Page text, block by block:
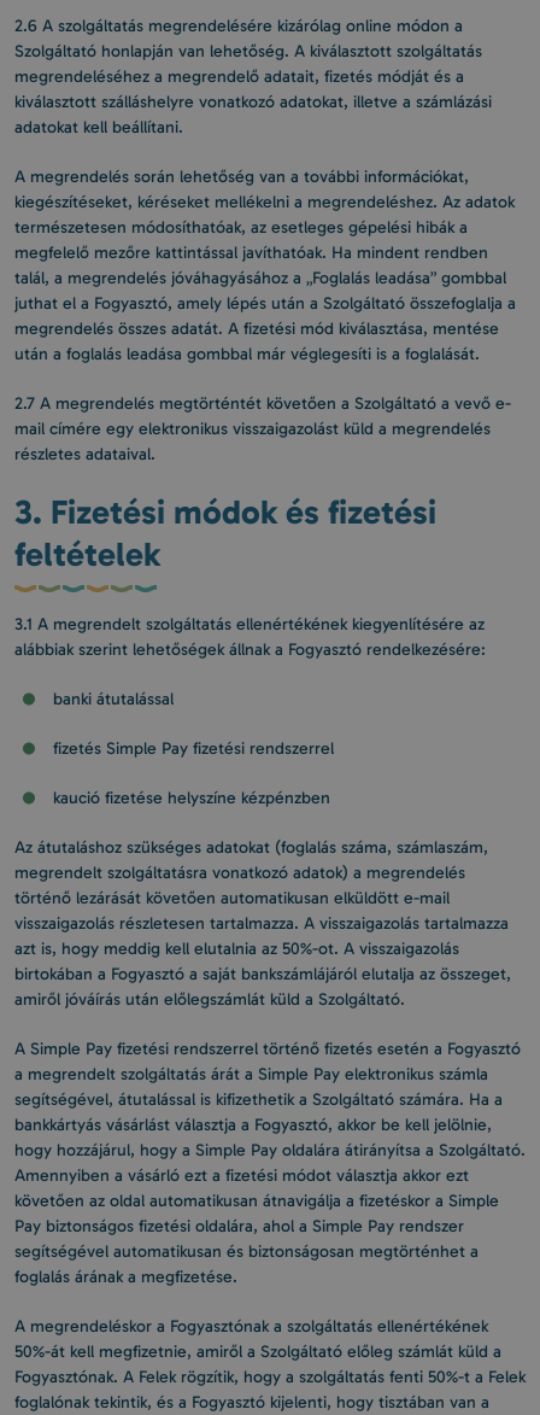
2.6 A szolgáltatás megrendelésére kizárólag online módon a
Szolgáltató honlapján van lehetőség. A kiválasztott szolgáltatás
megrendeléséhez a megrendelő adatait, fizetés módját és a
kiválasztott szálláshelyre vonatkozó adatokat, illetve a számlázási
adatokat kell beállítani.
A megrendelés során lehetőség van a további információkat,
kiegészítéseket, kéréseket mellékelni a megrendeléshez. Az adatok
természetesen módosíthatóak, az esetleges gépelési hibák a
megfelelő mezőre kattintással javíthatóak. Ha mindent rendben
talál, a megrendelés jóváhagyásához a „Foglalás leadása” gombbal
juthat el a Fogyasztó, amely lépés után a Szolgáltató összefoglalja a
megrendelés összes adatát. A fizetési mód kiválasztása, mentése
után a foglalás leadása gombbal már véglegesíti is a foglalását.
2.7 A megrendelés megtörténtét követően a Szolgáltató a vevő e-
mail címére egy elektronikus visszaigazolást küld a megrendelés
részletes adataival.
3. Fizetési módok és fizetési
feltételek
3.1 A megrendelt szolgáltatás ellenértékének kiegyenlítésére az
alábbiak szerint lehetőségek állnak a Fogyasztó rendelkezésére:
banki átutalással
fizetés Simple Pay fizetési rendszerrel
kaució fizetése helyszíne kézpénzben
Az átutaláshoz szükséges adatokat (foglalás száma, számlaszám,
megrendelt szolgáltatásra vonatkozó adatok) a megrendelés
történő lezárását követően automatikusan elküldött e-mail
visszaigazolás részletesen tartalmazza. A visszaigazolás tartalmazza
azt is, hogy meddig kell elutalnia az 50%-ot. A visszaigazolás
birtokában a Fogyasztó a saját bankszámlájáról elutalja az összeget,
amiről jóváírás után előlegszámlát küld a Szolgáltató.
A Simple Pay fizetési rendszerrel történő fizetés esetén a Fogyasztó
a megrendelt szolgáltatás árát a Simple Pay elektronikus számla
segítségével, átutalással is kifizethetik a Szolgáltató számára. Ha a
bankkártyás vásárlást választja a Fogyasztó, akkor be kell jelölnie,
hogy hozzájárul, hogy a Simple Pay oldalára átirányítsa a Szolgáltató.
Amennyiben a vásárló ezt a fizetési módot választja akkor ezt
követően az oldal automatikusan átnavigálja a fizetéskor a Simple
Pay biztonságos fizetési oldalára, ahol a Simple Pay rendszer
segítségével automatikusan és biztonságosan megtörténhet a
foglalás árának a megfizetése.
A megrendeléskor a Fogyasztónak a szolgáltatás ellenértékének
50%-át kell megfizetnie, amiről a Szolgáltató előleg számlát küld a
Fogyasztónak. A Felek rögzítik, hogy a szolgáltatás fenti 50%-t a Felek
foglalónak tekintik, és a Fogyasztó kijelenti, hogy tisztában van a